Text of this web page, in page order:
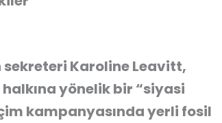
sekreteri Karoline Leavitt,
halkına yönelik bir “siyasi
kampanyasında yerli fosil